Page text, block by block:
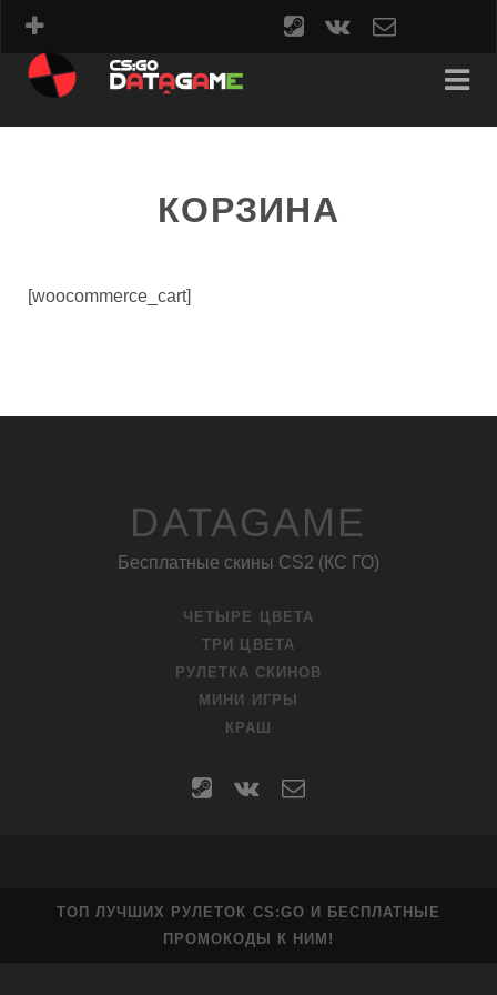
steamvk
contact
КОРЗИНА
[woocommerce_cart]
DATAGAME
Бесплатные скины CS2 (КС ГО)
ЧЕТЫРЕ ЦВЕТА
ТРИ ЦВЕТА
РУЛЕТКА СКИНОВ
МИНИ ИГРЫ
КРАШ
steamvk
contact
ТОП ЛУЧШИХ РУЛЕТОК CS:GO И БЕСПЛАТНЫЕ
ПРОМОКОДЫ К НИМ!